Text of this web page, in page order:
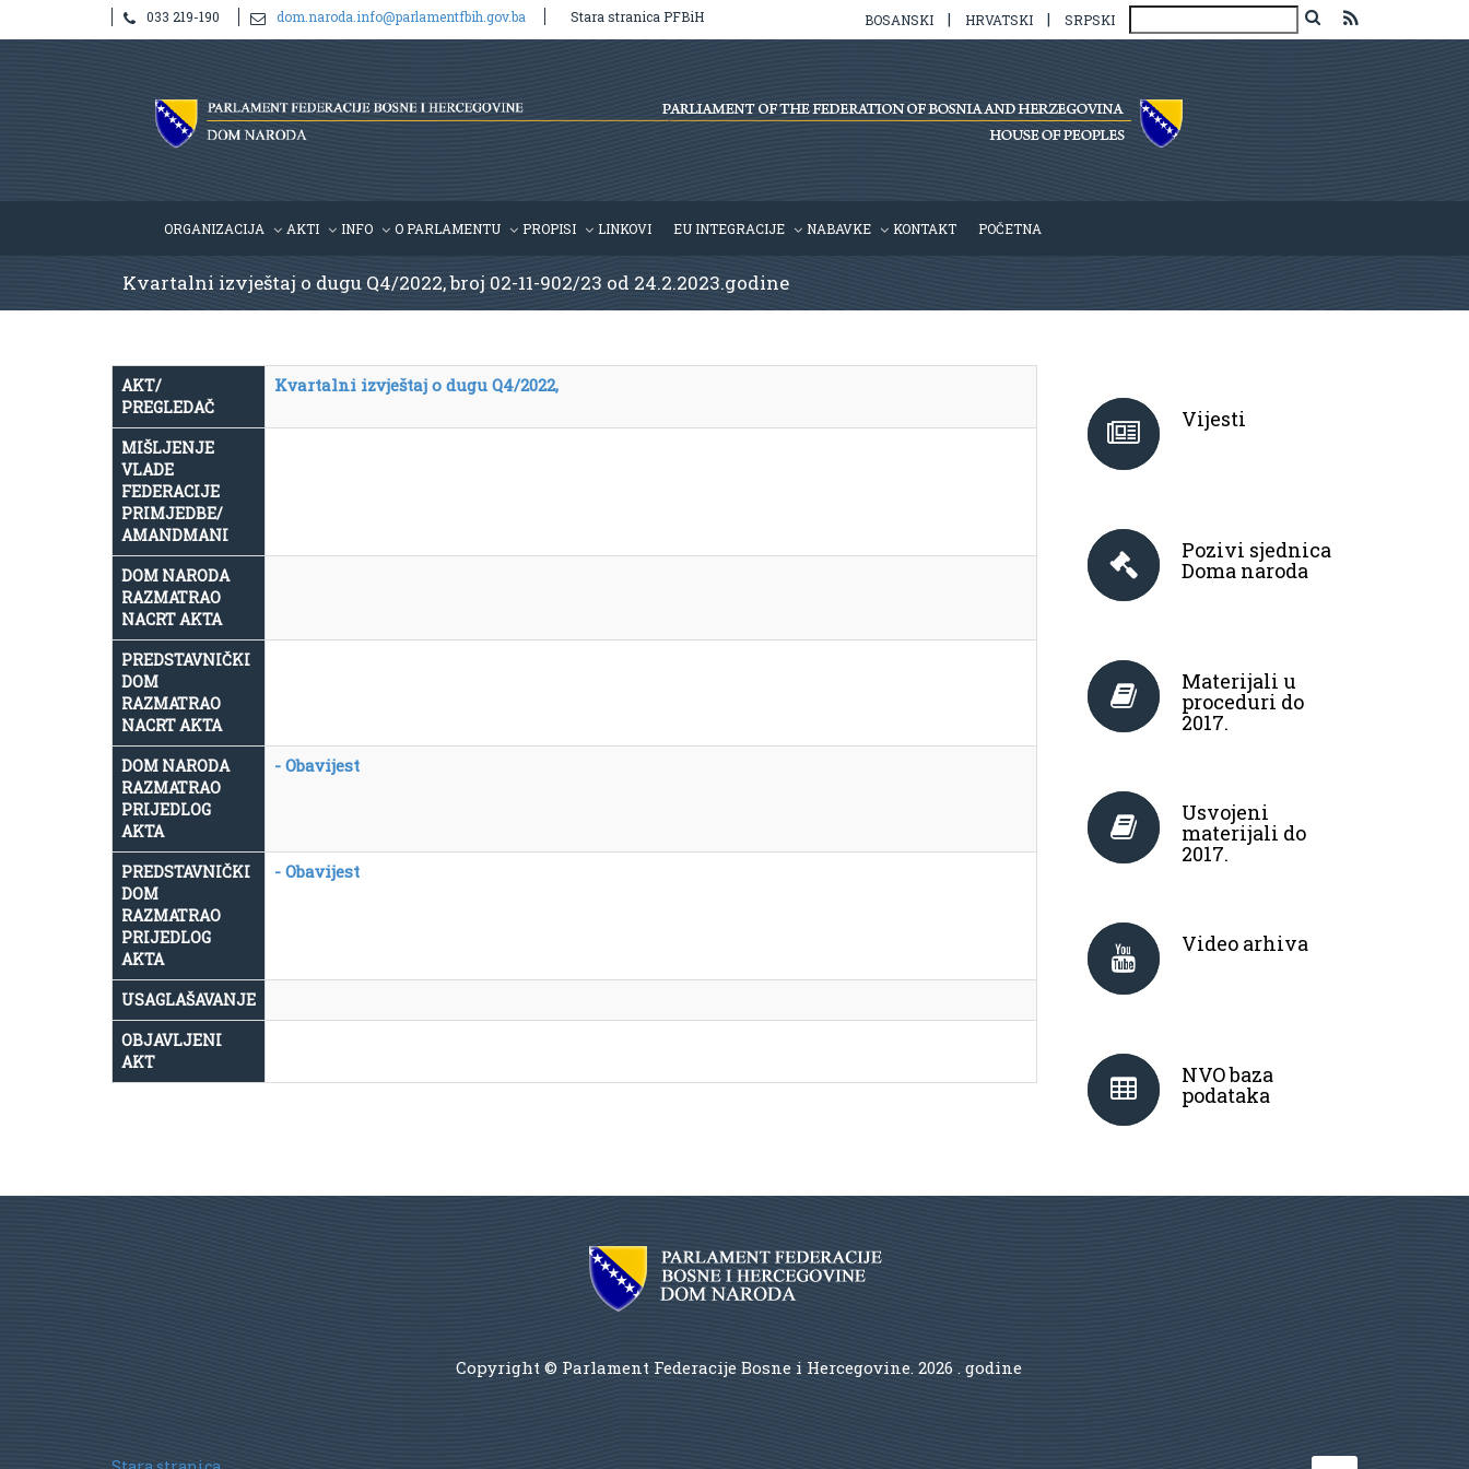
033 219-190 dom.naroda.info@parlamentfbih.gov.ba Stara stranica PFBiH BOSANSKI | HRVATSKI | SRPSKI
ORGANIZACIJA AKTI INFO O PARLAMENTU PROPISI LINKOVI EU INTEGRACIJE NABAVKE KONTAKT POČETNA
Kvartalni izvještaj o dugu Q4/2022, broj 02-11-902/23 od 24.2.2023.godine
AKT/
PREGLEDAČ
Kvartalni izvještaj o dugu Q4/2022,
MIŠLJENJE
VLADE
FEDERACIJE
PRIMJEDBE/
AMANDMANI
DOM NARODA
RAZMATRAO
NACRT AKTA
PREDSTAVNIČKI
DOM
RAZMATRAO
NACRT AKTA
DOM NARODA
RAZMATRAO
PRIJEDLOG
AKTA
- Obavijest
PREDSTAVNIČKI
DOM
RAZMATRAO
PRIJEDLOG
AKTA
- Obavijest
USAGLAŠAVANJE
OBJAVLJENI
AKT
Vijesti
Pozivi sjednica
Doma naroda
Materijali u
proceduri do
2017.
Usvojeni
materijali do
2017.
Video arhiva
NVO baza
podataka
Copyright © Parlament Federacije Bosne i Hercegovine. 2026 . godine